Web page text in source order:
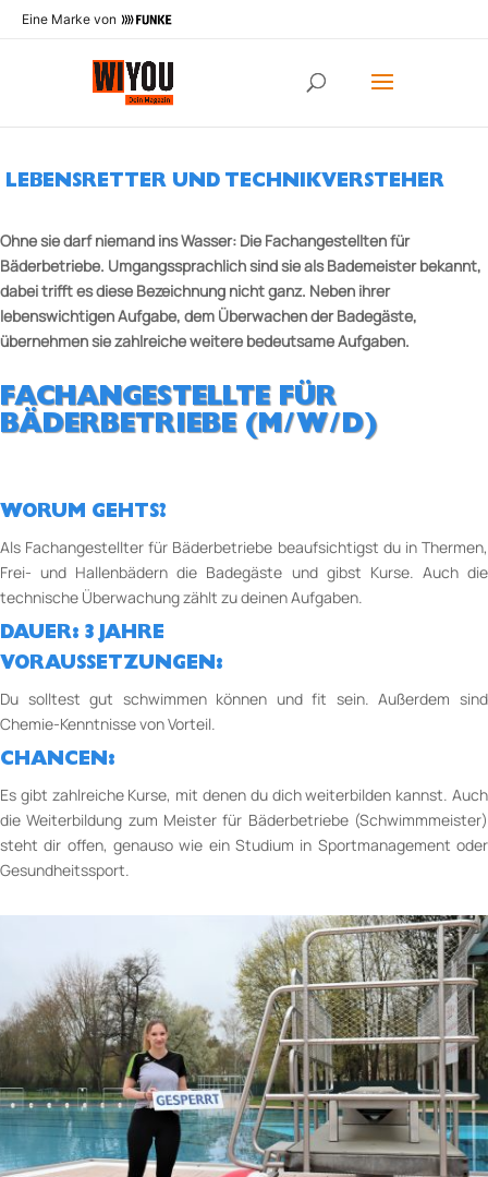
Eine Marke von
LEBENSRETTER UND TECHNIKVERSTEHER
Ohne sie darf niemand ins Wasser: Die Fachangestellten für
Bäderbetriebe. Umgangssprachlich sind sie als Bademeister bekannt,
dabei trifft es diese Bezeichnung nicht ganz. Neben ihrer
lebenswichtigen Aufgabe, dem Überwachen der Badegäste,
übernehmen sie zahlreiche weitere bedeutsame Aufgaben.
FACHANGESTELLTE FÜR
BÄDERBETRIEBE (M/W/D)
WORUM GEHTS?
Als Fachangestellter für Bäderbetriebe beaufsichtigst du in Thermen,
Frei-­ und Hallenbädern die Badegäste und gibst Kurse. Auch die
technische Überwachung zählt zu deinen Aufgaben.
DAUER: 3 JAHRE
VORAUSSETZUNGEN:
Du solltest gut schwimmen können und fit sein. Außerdem sind
Chemie-Kenntnisse von Vorteil.
CHANCEN:
Es gibt zahlreiche Kurse, mit denen du dich weiterbilden kannst. Auch
die Weiterbildung zum Meister für Bäderbetriebe (Schwimmmeister)
steht dir offen, genauso wie ein Studium in Sportmanagement oder
Gesundheitssport.